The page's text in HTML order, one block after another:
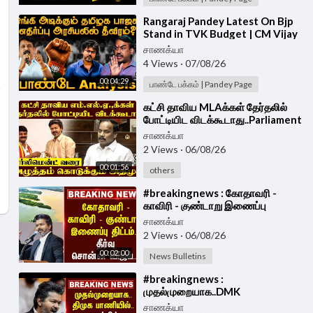
00:04:29
⁣Rangaraj Pandey Latest On Bjp
Stand in TVK Budget | CM Vijay
| Nainar Nagenthran | Vinoth |
Wilson
சாணக்யா
4 Views · 07/08/26
பாண்டே பக்கம் | Pandey Page
00:01:56
⁣கட்சி தாவிய MLAக்கள் தேர்தலில்
போட்டியிட விடக்கூடாது..Parliament
வரை..அழுத்தம் கொடுக்கும் ADMK
சாணக்யா
2 Views · 06/08/26
others
00:02:00
⁣#breakingnews : கோதாவரி -
காவிரி - குண்டாறு இணைப்பு
திட்டம்... தீர்வு சொன்ன Vijay...| TVK
Government
சாணக்யா
2 Views · 06/08/26
News Bulletins
⁣#breakingnews :
முதல்முறையாக..DMK
பாணியில்..களத்தில் இறங்க
சாணக்யா